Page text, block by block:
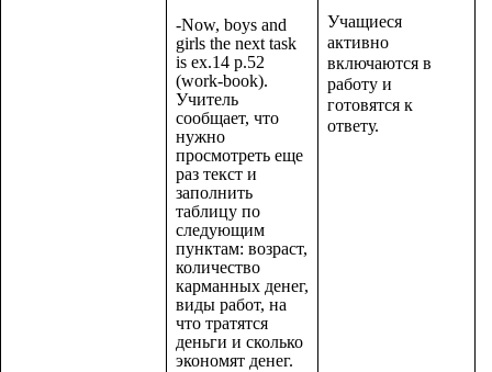
-Now, boys and
girls the next task
is ex.14 p.52
(work-book).
Учитель
сообщает, что
нужно
просмотреть еще
раз текст и
заполнить
таблицу по
следующим
пунктам: возраст,
количество
карманных денег,
виды работ, на
что тратятся
деньги и сколько
экономят денег.
Учащиеся
активно
включаются в
работу и
готовятся к
ответу.